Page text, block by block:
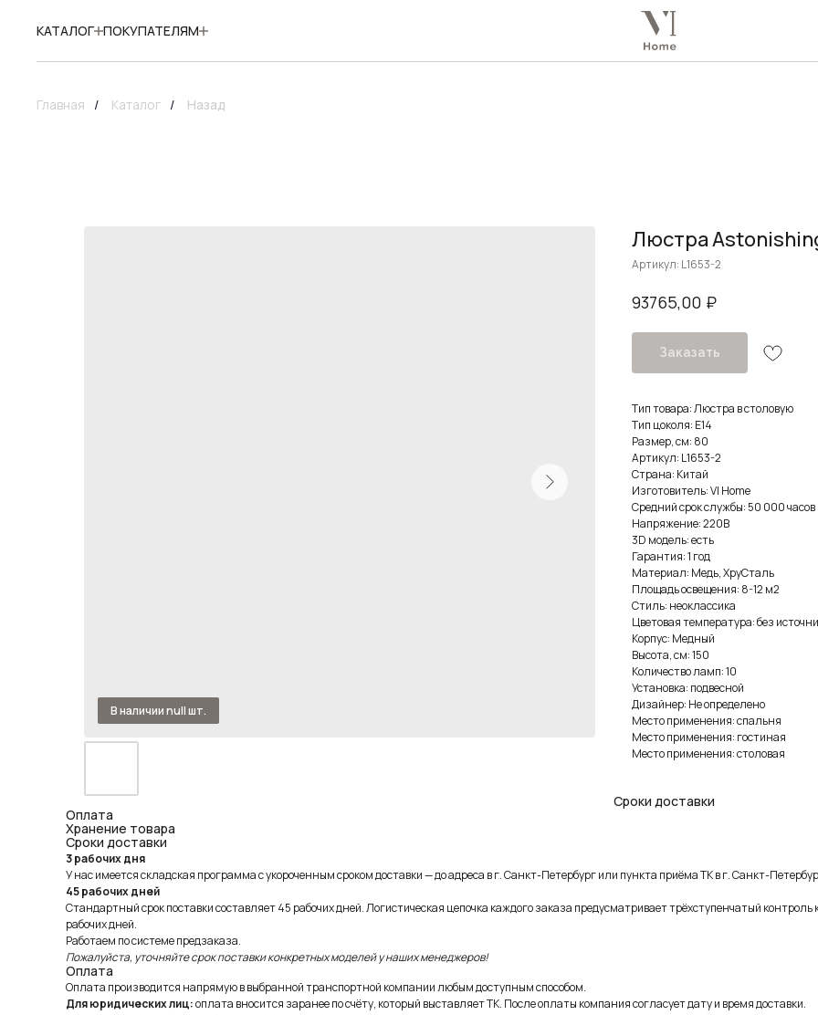
КАТАЛОГ ПОКУПАТЕЛЯМ
Главная / Каталог / Назад
Люстра
Артикул: L1653-2
93765,00 ₽
Заказать
Тип товара: Люстра в столовую
Тип цоколя: E14
Размер, см: 80
Артикул: L1653-2
Страна: Китай
Изготовитель: VI Home
Средний срок службы: 50 000 часов
Напряжение: 220В
3D модель: есть
Гарантия: 1 год
Материал: Медь, ХруСталь
Площадь освещения: 8-12 м2
Стиль: неоклассика
Цветовая температура: без
Корпус: Медный
Высота, см: 150
Количество ламп: 10
Установка: подвесной
Дизайнер: Не определено
Место применения: спальня
Место применения: гостиная
Место применения: столовая
Сроки доставки
Оплата
Хранение товара
Сроки доставки
3 рабочих дня
У нас имеется складская программа с укороченным сроком доставки — до адреса в г. Санкт-Петербург или пункта приёма ТК в г. Санкт-
45 рабочих дней
Стандартный срок поставки составляет 45 рабочих дней. Логистическая цепочка каждого заказа предусматривает трёхступенчатый
рабочих дней.
Работаем по системе предзаказа.
Пожалуйста, уточняйте срок поставки конкретных моделей у наших менеджеров!
Оплата
Оплата производится напрямую в выбранной транспортной компании любым доступным способом.
Для юридических лиц:оплата вносится заранее по счёту, который выставляет ТК. После оплаты компания согласует дату и время доставки.